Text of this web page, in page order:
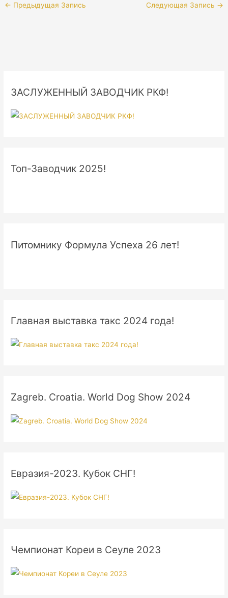
← Предыдущая Запись Следующая Запись →
ЗАСЛУЖЕННЫЙ ЗАВОДЧИК РКФ!
Топ-Заводчик 2025!
Питомнику Формула Успеха 26 лет!
Главная выставка такс 2024 года!
Zagreb. Croatia. World Dog Show 2024
Евразия-2023. Кубок СНГ!
Чемпионат Кореи в Сеуле 2023